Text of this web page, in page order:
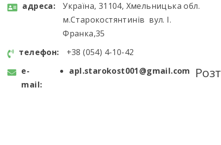
aдресa:
Україна, 31104, Хмельницька обл.
м.Старокостянтинів вул. І.
Франка,35
телефон:
+38 (054) 4-10-42
e-
mail:
apl.starokost001@gmail.com